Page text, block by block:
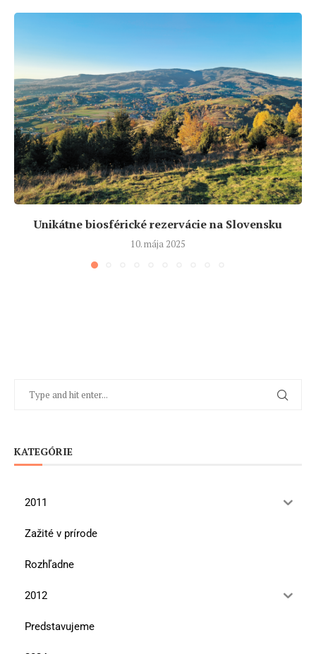
Unikátne biosférické rezervácie na Slovensku
10. mája 2025
KATEGÓRIE
2011
Zažité v prírode
Rozhľadne
2012
Predstavujeme